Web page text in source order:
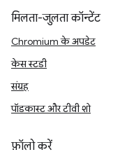
मिलता-जुलता कॉन्टेंट
Chromium के अपडेट
केस स्टडी
संग्रह
पॉडकास्ट और टीवी शो
फ़ॉलो करें